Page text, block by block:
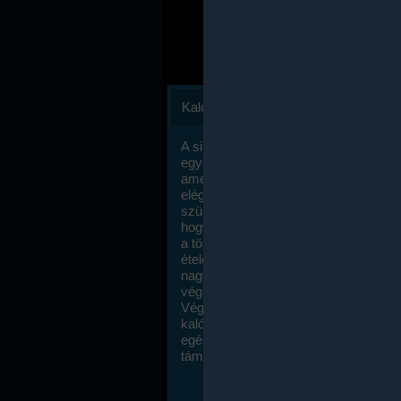
Kalóriaszámlálás
A sikeres fogyás titka valójában igen
egyszerű: égess több energiát, mint
amennyit beviszel. Természetesen
elég nagy fegyelemre és akaraterőre
szükség, de meglepődve fogod
hogy a kalóriaszámolás mennyire
a többi diétához képest. Itt nincsenek
ételek és a megengedett kalóriabevitelt
nagymértékben növelheted ha
végzel.
Végül, de nem utolsó sorban, a
kalóriaszámolás módszerét a legtöbb
egészségügyi szakorvos ajánlja és
támogatja.